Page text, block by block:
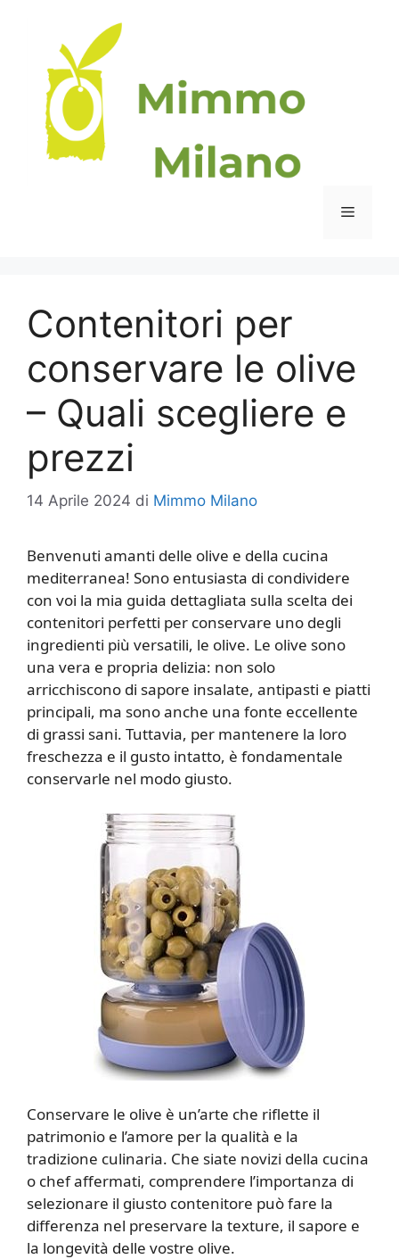
contenuto
Menu
Contenitori per
conservare le olive
– Quali scegliere e
prezzi
14 Aprile 2024 di Mimmo Milano
Benvenuti amanti delle olive e della cucina
mediterranea! Sono entusiasta di condividere
con voi la mia guida dettagliata sulla scelta dei
contenitori perfetti per conservare uno degli
ingredienti più versatili, le olive. Le olive sono
una vera e propria delizia: non solo
arricchiscono di sapore insalate, antipasti e piatti
principali, ma sono anche una fonte eccellente
di grassi sani. Tuttavia, per mantenere la loro
freschezza e il gusto intatto, è fondamentale
conservarle nel modo giusto.
Conservare le olive è un’arte che riflette il
patrimonio e l’amore per la qualità e la
tradizione culinaria. Che siate novizi della cucina
o chef affermati, comprendere l’importanza di
selezionare il giusto contenitore può fare la
differenza nel preservare la texture, il sapore e
la longevità delle vostre olive.